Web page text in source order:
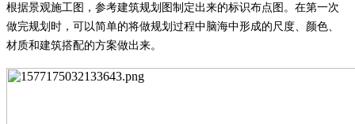
根据景观施工图，参考建筑规划图制定出来的标识布点图。在第一次
做完规划时，可以简单的将做规划过程中脑海中形成的尺度、颜色、
材质和建筑搭配的方案做出来。